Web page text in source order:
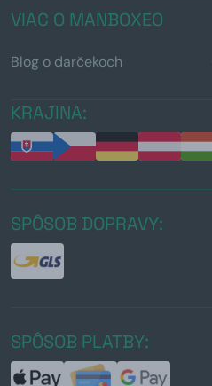
VIAC O MANBOXEO
Blog o darčekoch
KRAJINA:
SPÔSOB DOPRAVY:
SPÔSOB PLATBY: